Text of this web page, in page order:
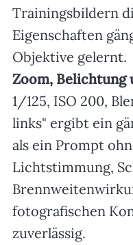
Trainingsbildern
Eigenschaften
Objektive gelernt.
Zoom, Belichtung
1/125, ISO 200,
links" ergibt ein
als ein Prompt
Lichtstimmung,
fotografischen
zuverlässig.